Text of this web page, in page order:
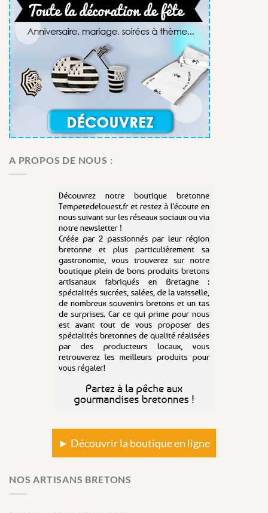
A PROPOS DE NOUS :
► Découvrir la boutique en ligne
NOS ARTISANS BRETONS